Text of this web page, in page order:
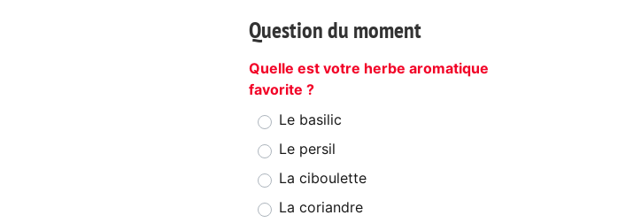
Question du moment
Quelle est votre herbe aromatique
favorite ?
Le basilic
Le persil
La ciboulette
La coriandre